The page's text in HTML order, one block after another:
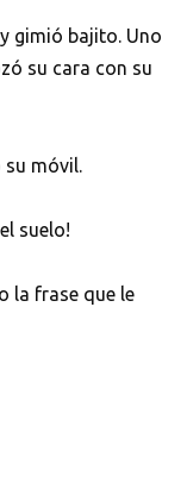
gimió bajito. Uno
su cara con su
móvil.
suelo!
la frase que le